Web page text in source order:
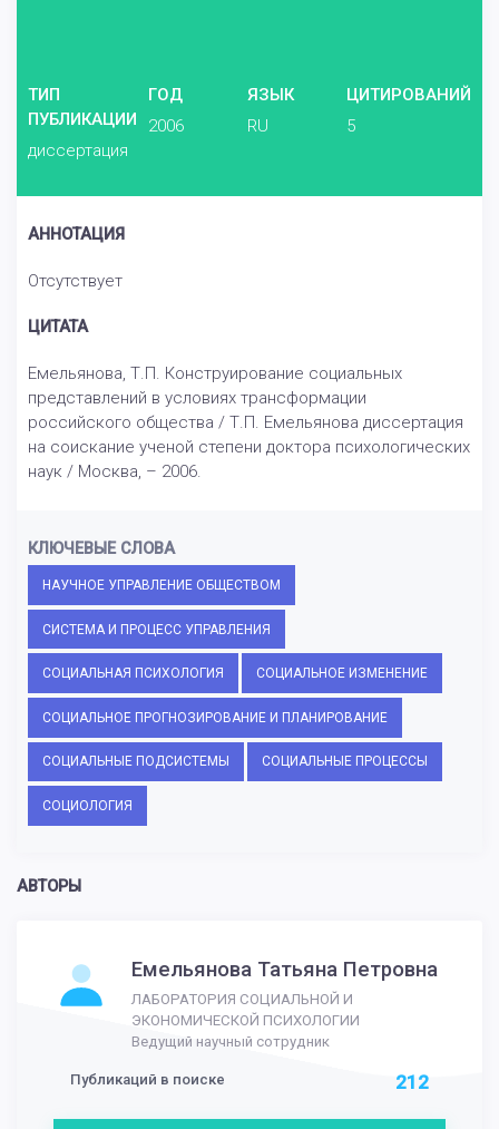
ТИП
ПУБЛИКАЦИИ
диссертация
ГОД
2006
ЯЗЫК
RU
ЦИТИРОВАНИЙ
5
АННОТАЦИЯ
Отсутствует
ЦИТАТА
Емельянова, Т.П. Конструирование социальных
представлений в условиях трансформации
российского общества / Т.П. Емельянова диссертация
на соискание ученой степени доктора психологических
наук / Москва, – 2006.
КЛЮЧЕВЫЕ СЛОВА
НАУЧНОЕ УПРАВЛЕНИЕ ОБЩЕСТВОМ
СИСТЕМА И ПРОЦЕСС УПРАВЛЕНИЯ
СОЦИАЛЬНАЯ ПСИХОЛОГИЯ СОЦИАЛЬНОЕ ИЗМЕНЕНИЕ
СОЦИАЛЬНОЕ ПРОГНОЗИРОВАНИЕ И ПЛАНИРОВАНИЕ
СОЦИАЛЬНЫЕ ПОДСИСТЕМЫ СОЦИАЛЬНЫЕ ПРОЦЕССЫ
СОЦИОЛОГИЯ
АВТОРЫ
Емельянова Татьяна Петровна
ЛАБОРАТОРИЯ СОЦИАЛЬНОЙ И
ЭКОНОМИЧЕСКОЙ ПСИХОЛОГИИ
Ведущий научный сотрудник
Публикаций в поиске 212